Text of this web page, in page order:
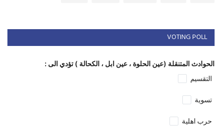
VOTING POLL
الحوادث المتنقلة (عين الحلوة ، عين ابل ، الكحالة ) تؤدي الى :
التقسيم
تسوية
حرب اهلية